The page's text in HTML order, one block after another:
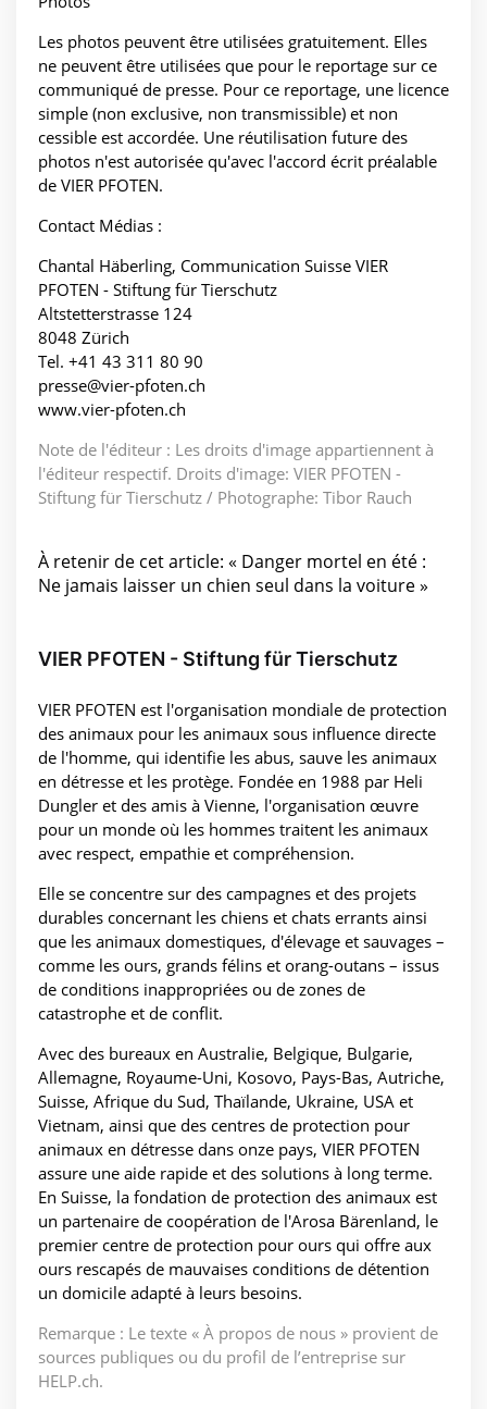
Les photos peuvent être utilisées gratuitement. Elles
ne peuvent être utilisées que pour le reportage sur ce
communiqué de presse. Pour ce reportage, une licence
simple (non exclusive, non transmissible) et non
cessible est accordée. Une réutilisation future des
photos n'est autorisée qu'avec l'accord écrit préalable
de VIER PFOTEN.
Contact Médias :
Chantal Häberling, Communication Suisse VIER
PFOTEN - Stiftung für Tierschutz
Altstetterstrasse 124
8048 Zürich
Tel. +41 43 311 80 90
presse@vier-pfoten.ch
www.vier-pfoten.ch
Note de l'éditeur : Les droits d'image appartiennent à
l'éditeur respectif. Droits d'image: VIER PFOTEN -
Stiftung für Tierschutz / Photographe: Tibor Rauch
À retenir de cet article: « Danger mortel en été :
Ne jamais laisser un chien seul dans la voiture »
VIER PFOTEN - Stiftung für Tierschutz
VIER PFOTEN est l'organisation mondiale de protection
des animaux pour les animaux sous influence directe
de l'homme, qui identifie les abus, sauve les animaux
en détresse et les protège. Fondée en 1988 par Heli
Dungler et des amis à Vienne, l'organisation œuvre
pour un monde où les hommes traitent les animaux
avec respect, empathie et compréhension.
Elle se concentre sur des campagnes et des projets
durables concernant les chiens et chats errants ainsi
que les animaux domestiques, d'élevage et sauvages –
comme les ours, grands félins et orang-outans – issus
de conditions inappropriées ou de zones de
catastrophe et de conflit.
Avec des bureaux en Australie, Belgique, Bulgarie,
Allemagne, Royaume-Uni, Kosovo, Pays-Bas, Autriche,
Suisse, Afrique du Sud, Thaïlande, Ukraine, USA et
Vietnam, ainsi que des centres de protection pour
animaux en détresse dans onze pays, VIER PFOTEN
assure une aide rapide et des solutions à long terme.
En Suisse, la fondation de protection des animaux est
un partenaire de coopération de l'Arosa Bärenland, le
premier centre de protection pour ours qui offre aux
ours rescapés de mauvaises conditions de détention
un domicile adapté à leurs besoins.
Remarque : Le texte « À propos de nous » provient de
sources publiques ou du profil de l’entreprise sur
HELP.ch.